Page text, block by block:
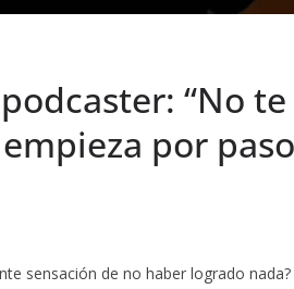
“No
por
sensación de no haber logrado